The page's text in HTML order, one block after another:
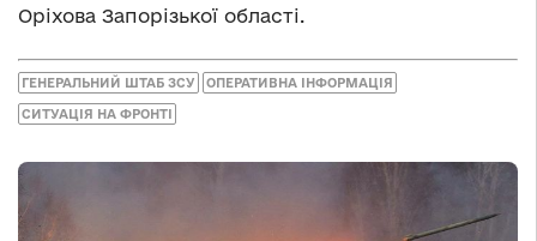
Оріхова Запорізької області.
ГЕНЕРАЛЬНИЙ ШТАБ ЗСУ ОПЕРАТИВНА ІНФОРМАЦІЯ
СИТУАЦІЯ НА ФРОНТІ